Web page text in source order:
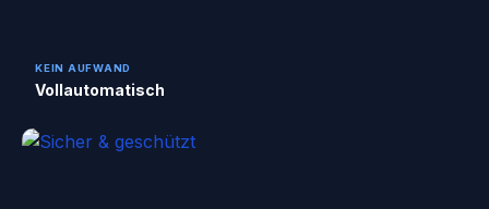
KEIN AUFWAND
Vollautomatisch